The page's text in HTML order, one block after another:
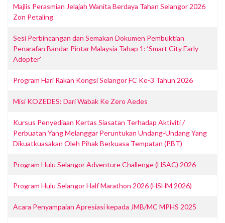
Majlis Perasmian Jelajah Wanita Berdaya Tahan Selangor 2026
Zon Petaling
Sesi Perbincangan dan Semakan Dokumen Pembuktian
Penarafan Bandar Pintar Malaysia Tahap 1: ‘Smart City Early
Adopter’
Program Hari Rakan Kongsi Selangor FC Ke-3 Tahun 2026
Misi KOZEDES: Dari Wabak Ke Zero Aedes
Kursus Penyediaan Kertas Siasatan Terhadap Aktiviti /
Perbuatan Yang Melanggar Peruntukan Undang-Undang Yang
Dikuatkuasakan Oleh Pihak Berkuasa Tempatan (PBT)
Program Hulu Selangor Adventure Challenge (HSAC) 2026
Program Hulu Selangor Half Marathon 2026 (HSHM 2026)
Acara Penyampaian Apresiasi kepada JMB/MC MPHS 2025